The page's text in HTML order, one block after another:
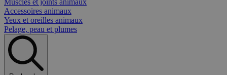
Muscles et joints animaux
Accessoires animaux
Yeux et oreilles animaux
Pelage, peau et plumes